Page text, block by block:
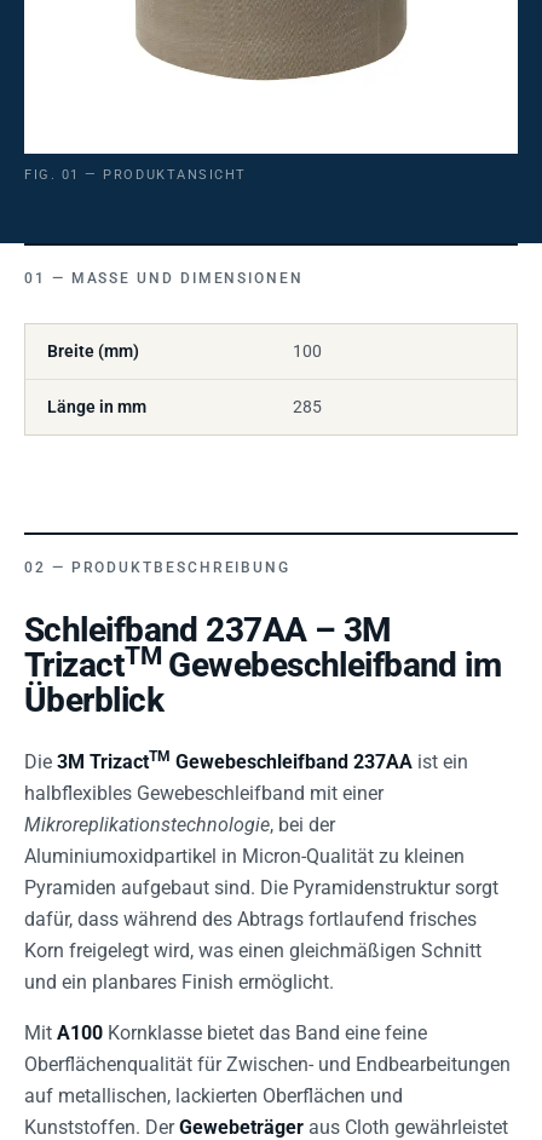
FIG. 01 — PRODUKTANSICHT
MASSE UND DIMENSIONEN
Breite (mm) 100
Länge in mm 285
PRODUKTBESCHREIBUNG
Schleifband 237AA – 3M
TrizactTMGewebeschleifband im
Überblick
Die 3M TrizactTM Gewebeschleifband 237AA ist ein
halbflexibles Gewebeschleifband mit einer
Mikroreplikationstechnologie, bei der
Aluminiumoxidpartikel in Micron-Qualität zu kleinen
Pyramiden aufgebaut sind. Die Pyramidenstruktur sorgt
dafür, dass während des Abtrags fortlaufend frisches
Korn freigelegt wird, was einen gleichmäßigen Schnitt
und ein planbares Finish ermöglicht.
Mit A100 Kornklasse bietet das Band eine feine
Oberflächenqualität für Zwischen- und Endbearbeitungen
auf metallischen, lackierten Oberflächen und
Kunststoffen. DerGewebeträger aus Cloth gewährleistet